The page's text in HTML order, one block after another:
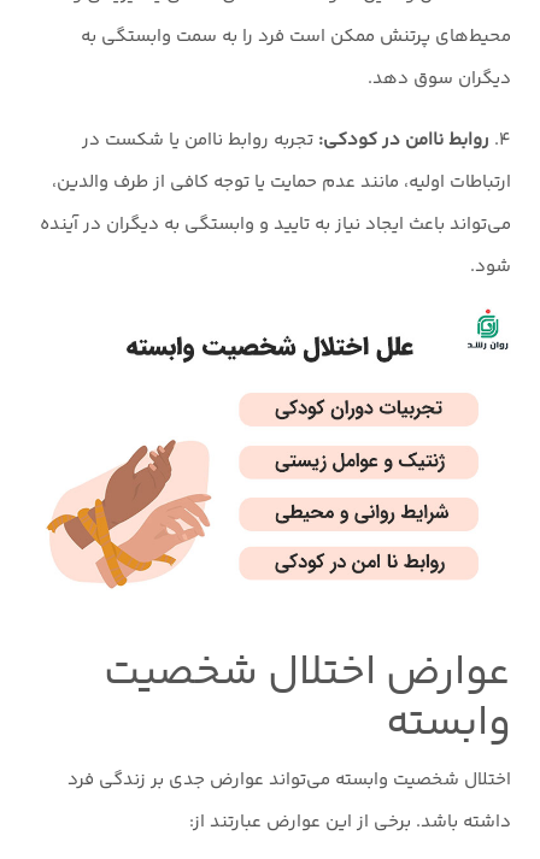
محیط‌های پرتنش ممکن است فرد را به سمت وابستگی به
دیگران سوق دهد.
۴. روابط ناامن در کودکی: تجربه روابط ناامن یا شکست در
ارتباطات اولیه، مانند عدم حمایت یا توجه کافی از طرف والدین،
می‌تواند باعث ایجاد نیاز به تایید و وابستگی به دیگران در آینده
شود.
عوارض اختلال شخصیت
وابسته
اختلال شخصیت وابسته می‌تواند عوارض جدی بر زندگی فرد
داشته باشد. برخی از این عوارض عبارتند از: